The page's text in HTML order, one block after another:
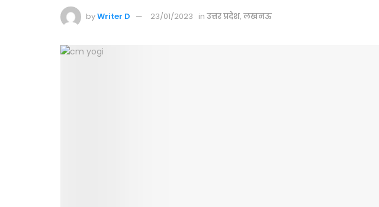
byWriter D 23/01/2023 in उत्तर प्रदेश, लखनऊ